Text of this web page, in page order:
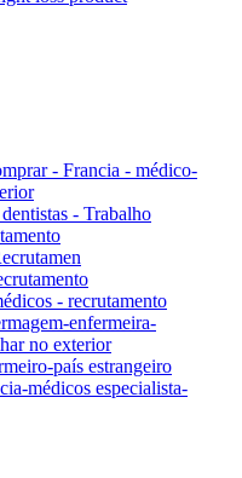
- Francia - médico-
- Trabalho
- recrutamento
enfermeira-
no exterior
país estrangeiro
médicos especialista-